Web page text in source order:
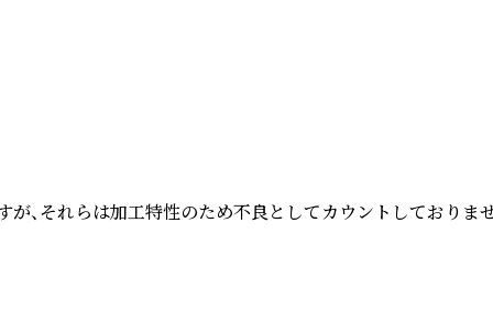
、それらは加工特性のため不良としてカウントしておりま